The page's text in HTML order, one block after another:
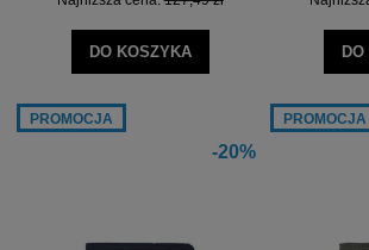
DO KOSZYKA
-20%
PROMOCJA PROMOCJA